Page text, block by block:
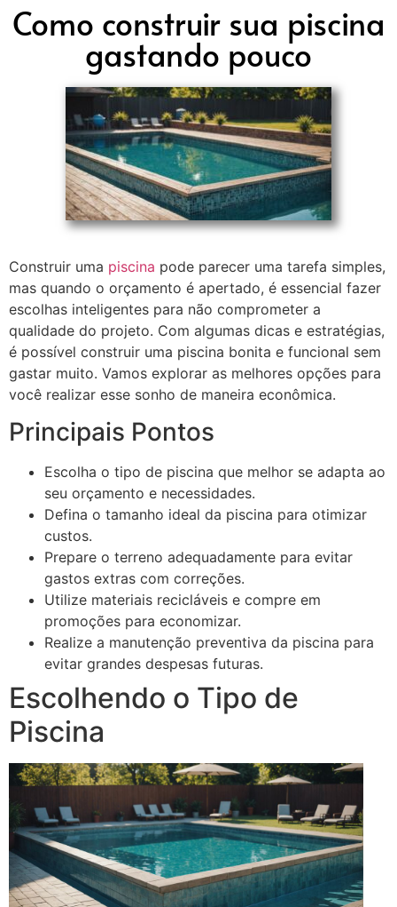
Como construir sua piscina
gastando pouco
Construir uma piscina pode parecer uma tarefa simples,
mas quando o orçamento é apertado, é essencial fazer
escolhas inteligentes para não comprometer a
qualidade do projeto. Com algumas dicas e estratégias,
é possível construir uma piscina bonita e funcional sem
gastar muito. Vamos explorar as melhores opções para
você realizar esse sonho de maneira econômica.
Principais Pontos
Escolha o tipo de piscina que melhor se adapta ao
seu orçamento e necessidades.
Defina o tamanho ideal da piscina para otimizar
custos.
Prepare o terreno adequadamente para evitar
gastos extras com correções.
Utilize materiais recicláveis e compre em
promoções para economizar.
Realize a manutenção preventiva da piscina para
evitar grandes despesas futuras.
Escolhendo o Tipo de
Piscina